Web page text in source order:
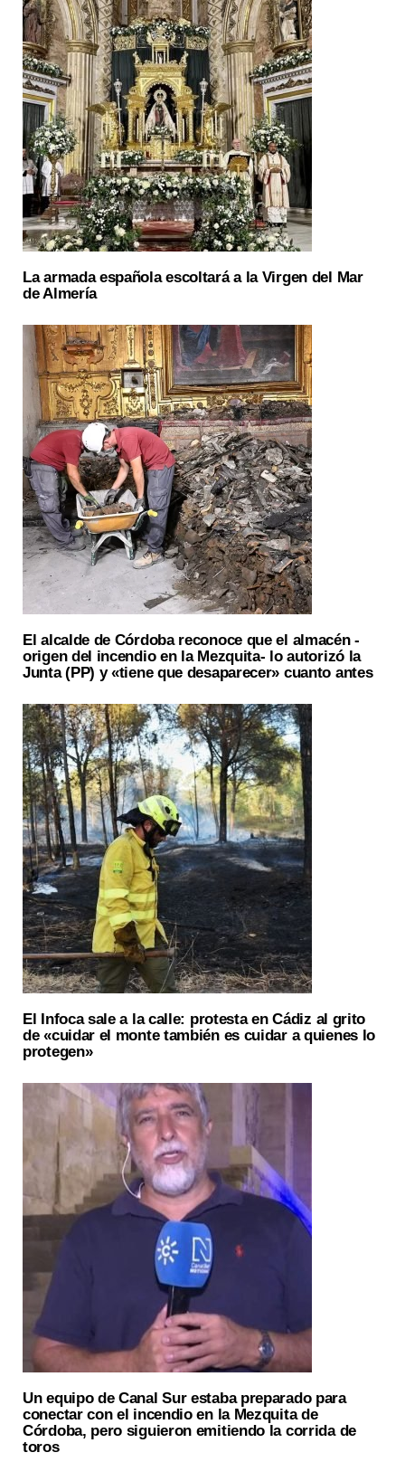
La armada española escoltará a la Virgen del Mar
de Almería
El alcalde de Córdoba reconoce que el almacén -
origen del incendio en la Mezquita- lo autorizó la
Junta (PP) y «tiene que desaparecer» cuanto antes
El Infoca sale a la calle: protesta en Cádiz al grito
de «cuidar el monte también es cuidar a quienes lo
protegen»
Un equipo de Canal Sur estaba preparado para
conectar con el incendio en la Mezquita de
Córdoba, pero siguieron emitiendo la corrida de
toros